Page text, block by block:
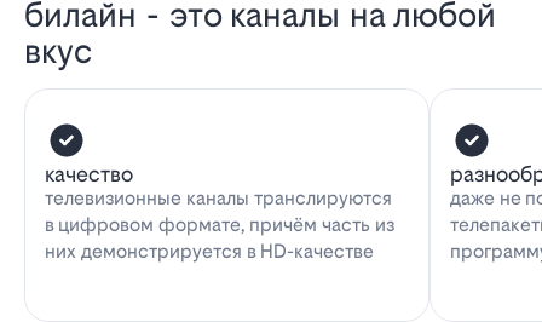
билайн - это каналы на любой
вкус
качество
телевизионные каналы транслируются
в цифровом формате, причём часть из
них демонстрируется в HD-качестве
даже не